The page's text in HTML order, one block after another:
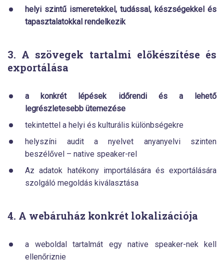
helyi szintű ismeretekkel, tudással, készségekkel és
tapasztalatokkal rendelkezik
3. A szövegek tartalmi előkészítése és
exportálása
a konkrét lépések időrendi és a lehető
legrészletesebb ütemezése
tekintettel a helyi és kulturális különbségekre
helyszíni audit a nyelvet anyanyelvi szinten
beszélővel – native speaker-rel
Az adatok hatékony importálására és exportálására
szolgáló megoldás kiválasztása
4. A webáruház konkrét lokalizációja
a weboldal tartalmát egy native speaker-nek kell
ellenőriznie